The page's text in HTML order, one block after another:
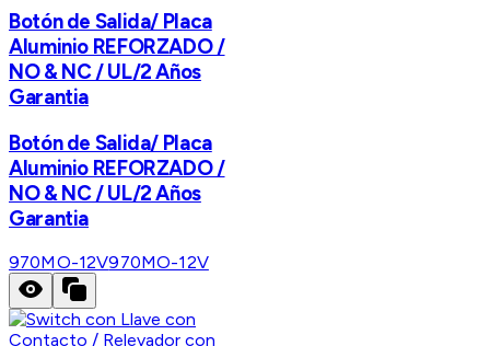
Botón de Salida/ Placa
Aluminio REFORZADO /
NO & NC / UL/2 Años
Garantia
Botón de Salida/ Placa
Aluminio REFORZADO /
NO & NC / UL/2 Años
Garantia
970MO-12V970MO-12V